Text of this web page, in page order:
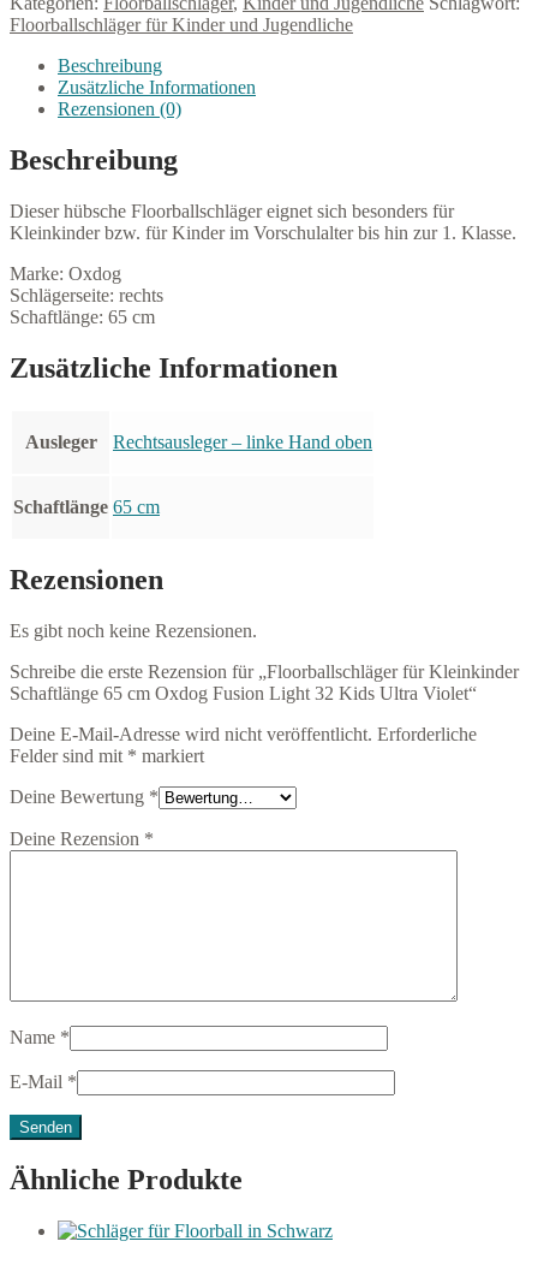
Kleinkinder
Oxdog
Light
32
Ultra
Violet
Floorballschläger für Kinder und Jugendliche
Beschreibung
Zusätzliche Informationen
Rezensionen (0)
Beschreibung
Dieser hübsche Floorballschläger eignet sich besonders für
Kleinkinder bzw. für Kinder im Vorschulalter bis hin zur 1. Klasse.
Marke: Oxdog
Schlägerseite: rechts
Schaftlänge: 65 cm
Zusätzliche Informationen
Ausleger Rechtsausleger – linke Hand oben
Schaftlänge 65 cm
Rezensionen
Es gibt noch keine Rezensionen.
Schreibe die erste Rezension für „Floorballschläger für Kleinkinder
Schaftlänge 65 cm Oxdog Fusion Light 32 Kids Ultra Violet“
Deine E-Mail-Adresse wird nicht veröffentlicht. Erforderliche
Felder sind mit * markiert
Deine Bewertung *
Deine Rezension *
Name *
E-Mail *
Ähnliche Produkte